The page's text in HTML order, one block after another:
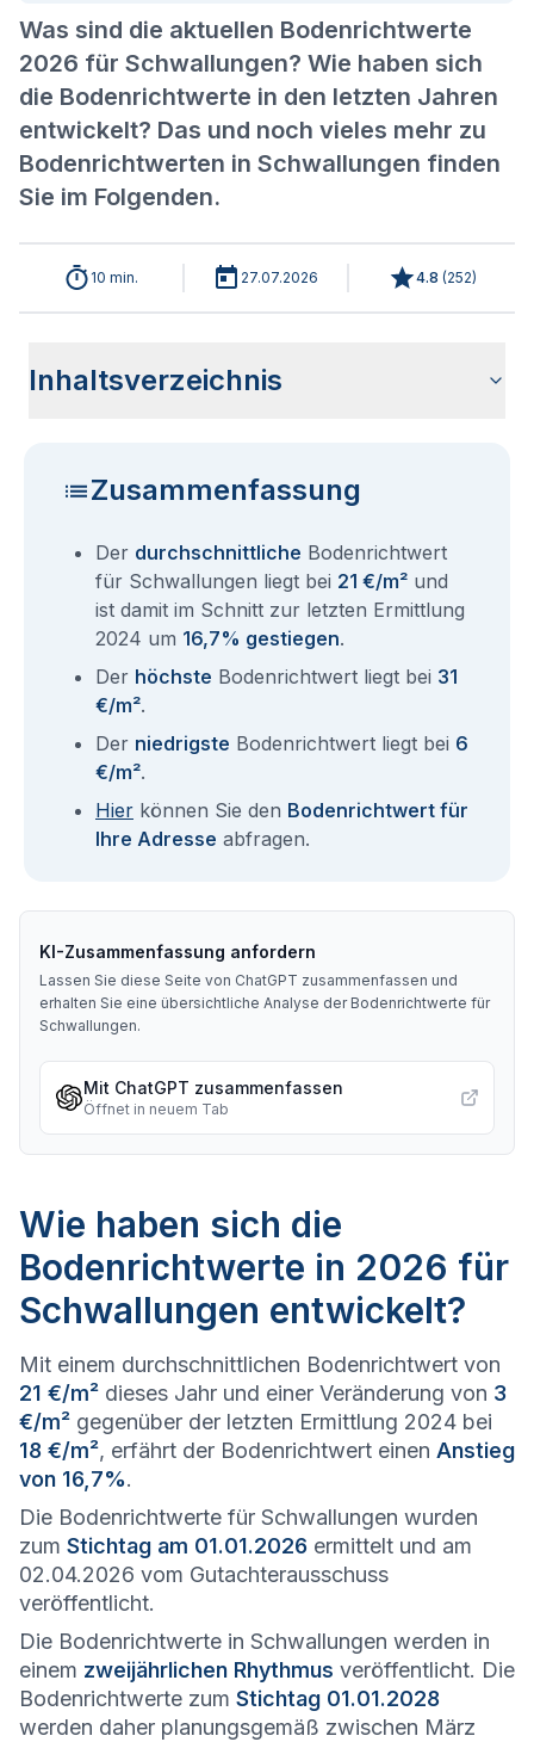
Was sind die aktuellen Bodenrichtwerte
2026 für Schwallungen? Wie haben sich
die Bodenrichtwerte in den letzten Jahren
entwickelt? Das und noch vieles mehr zu
Bodenrichtwerten in Schwallungen finden
Sie im Folgenden.
10 min. 27.07.2026 4.8 (252)
Inhaltsverzeichnis
Zusammenfassung
Der durchschnittliche Bodenrichtwert
für Schwallungen liegt bei 21 €/m² und
ist damit im Schnitt zur letzten Ermittlung
2024 um 16,7% gestiegen.
Der höchste Bodenrichtwert liegt bei 31
€/m².
Der niedrigste Bodenrichtwert liegt bei 6
€/m².
Hier können Sie den Bodenrichtwert für
Ihre Adresse abfragen.
KI-Zusammenfassung anfordern
Lassen Sie diese Seite von ChatGPT zusammenfassen und
erhalten Sie eine übersichtliche Analyse der Bodenrichtwerte für
Schwallungen.
Mit ChatGPT zusammenfassen
Öffnet in neuem Tab
Wie haben sich die
Bodenrichtwerte in 2026 für
Schwallungen entwickelt?
Mit einem durchschnittlichen Bodenrichtwert von
21 €/m² dieses Jahr und einer Veränderung von 3
€/m² gegenüber der letzten Ermittlung 2024 bei
18 €/m², erfährt der Bodenrichtwert einen Anstieg
von 16,7%.
Die Bodenrichtwerte für Schwallungen wurden
zum Stichtag am 01.01.2026 ermittelt und am
02.04.2026 vom Gutachterausschuss
veröffentlicht.
Die Bodenrichtwerte in Schwallungen werden in
einem zweijährlichen Rhythmus veröffentlicht. Die
Bodenrichtwerte zum Stichtag 01.01.2028
werden daher planungsgemäß zwischen März